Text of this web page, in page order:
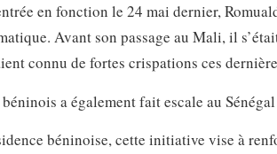
en fonction le 24 mai dernier,
Avant son passage au Mali, il
connu de fortes crispations ces
a également fait escale au
béninoise, cette initiative vise à